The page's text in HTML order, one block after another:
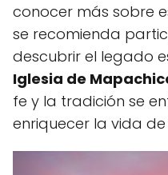
conocer más sobre
se recomienda
descubrir el legado
Iglesia de
fe y la tradición se
enriquecer la vida de